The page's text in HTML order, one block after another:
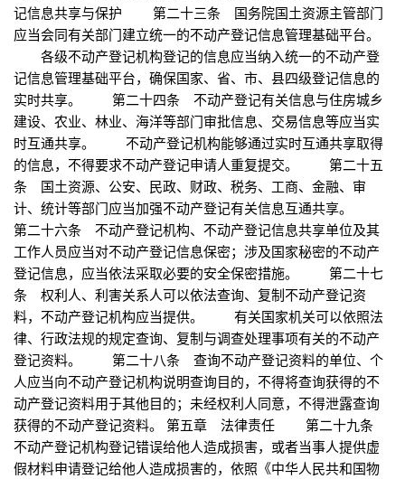
记信息共享与保护 第二十三条 国务院国土资源主管部门
应当会同有关部门建立统一的不动产登记信息管理基础平台。
各级不动产登记机构登记的信息应当纳入统一的不动产登
记信息管理基础平台，确保国家、省、市、县四级登记信息的
实时共享。 第二十四条 不动产登记有关信息与住房城乡
建设、农业、林业、海洋等部门审批信息、交易信息等应当实
时互通共享。 不动产登记机构能够通过实时互通共享取得
的信息，不得要求不动产登记申请人重复提交。 第二十五
条 国土资源、公安、民政、财政、税务、工商、金融、审
计、统计等部门应当加强不动产登记有关信息互通共享。
第二十六条 不动产登记机构、不动产登记信息共享单位及其
工作人员应当对不动产登记信息保密；涉及国家秘密的不动产
登记信息，应当依法采取必要的安全保密措施。 第二十七
条 权利人、利害关系人可以依法查询、复制不动产登记资
料，不动产登记机构应当提供。 有关国家机关可以依照法
律、行政法规的规定查询、复制与调查处理事项有关的不动产
登记资料。 第二十八条 查询不动产登记资料的单位、个
人应当向不动产登记机构说明查询目的，不得将查询获得的不
动产登记资料用于其他目的；未经权利人同意，不得泄露查询
获得的不动产登记资料。 第五章 法律责任 第二十九条
不动产登记机构登记错误给他人造成损害，或者当事人提供虚
假材料申请登记给他人造成损害的，依照《中华人民共和国物